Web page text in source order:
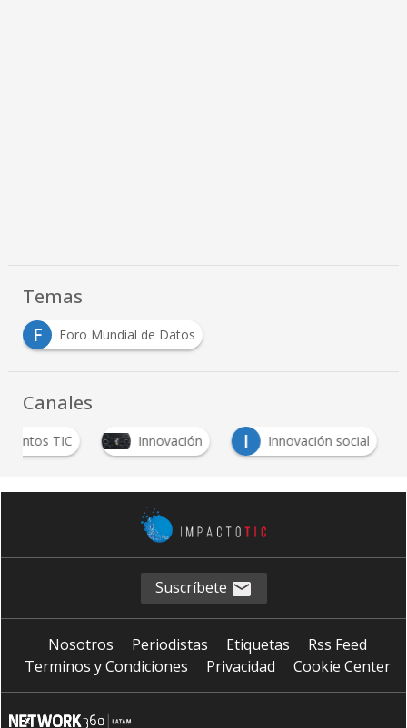
Temas
F
Foro Mundial de Datos
Canales
Eventos TIC Innovación I Innovación social
Suscríbete
Nosotros Periodistas Etiquetas
Rss Feed
Terminos y Condiciones
Privacidad Cookie Center